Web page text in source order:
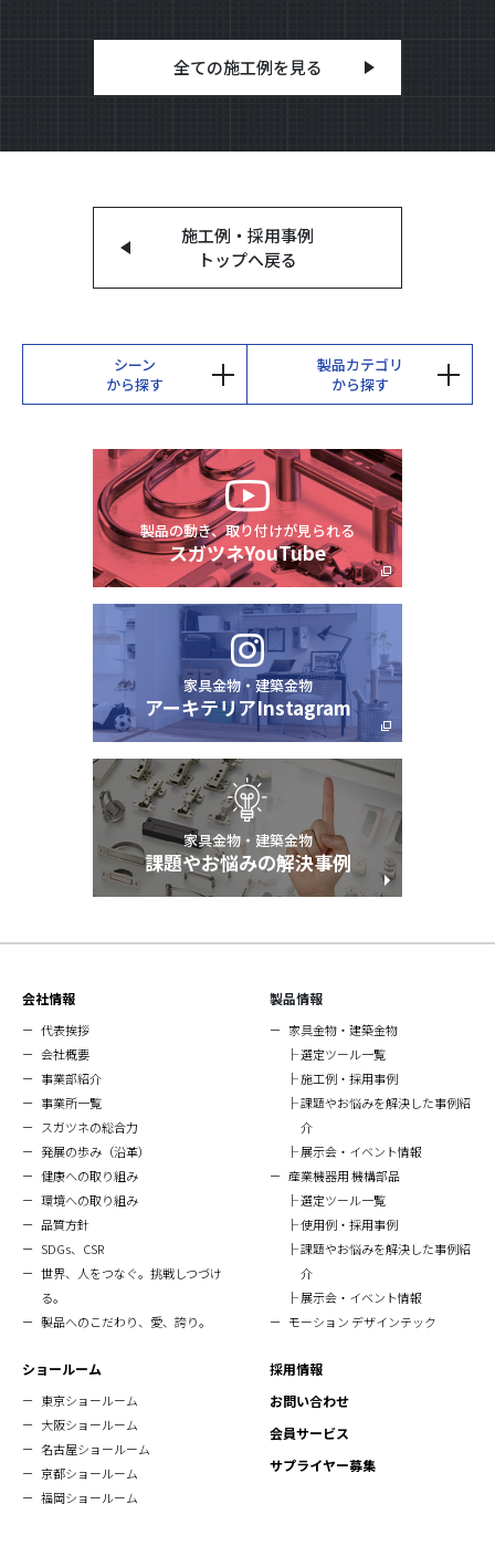
全ての施工例を見る
施工例・採用事例
トップへ戻る
シーン
から探す
製品カテゴリ
から探す
製品の動き、取り付けが見られる
スガツネYouTube
家具金物・建築金物
アーキテリアInstagram
家具金物・建築金物
課題やお悩みの解決事例
会社情報
代表挨拶
会社概要
事業部紹介
事業所一覧
スガツネの総合力
発展の歩み（沿革）
健康への取り組み
環境への取り組み
品質方針
SDGs、CSR
世界、人をつなぐ。挑戦しつづけ
る。
製品へのこだわり、愛、誇り。
製品情報
家具金物・建築金物
選定ツール一覧
施工例・採用事例
課題やお悩みを解決した事例紹
介
展示会・イベント情報
産業機器用 機構部品
選定ツール一覧
使用例・採用事例
課題やお悩みを解決した事例紹
介
展示会・イベント情報
モーション デザインテック
ショールーム
東京ショールーム
大阪ショールーム
名古屋ショールーム
京都ショールーム
福岡ショールーム
採用情報
お問い合わせ
会員サービス
サプライヤー募集